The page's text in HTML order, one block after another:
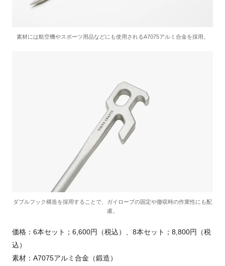
素材には航空機やスポーツ用品などにも使用されるA7075アルミ合金を採用。
ダブルフック構造を採用することで、ガイロープの固定や撤収時の作業性にも配
慮。
価格：6本セット；6,600円（税込）、8本セット；8,800円（税
込）
素材：A7075アルミ合金（鍛造）